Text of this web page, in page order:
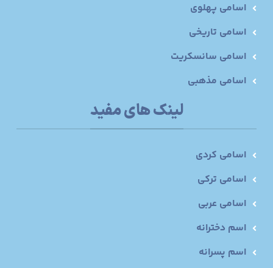
اسامی پهلوی
اسامی تاریخی
اسامی سانسکریت
اسامی مذهبی
لینک های مفید
اسامی کردی
اسامی ترکی
اسامی عربی
اسم دخترانه
اسم پسرانه